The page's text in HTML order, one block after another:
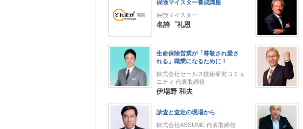
保険マイスター養成講座
保険マイスター
名誇゜礼恩
生命保険営業が「尊敬され愛さ
れる」職業になるために！
株式会社セールス技術研究コミュ
ニティ 代表取締役
伊場野 和夫
診査と査定の現場から
株式会社ASSUME 代表取締役